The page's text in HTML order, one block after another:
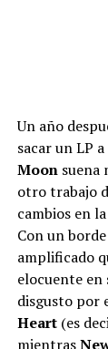
Un año
sacar un LP
Moonsuena
otro trabajo
cambios en
Con un
amplificado
elocuente en
disgusto por
Heart(es
mientras